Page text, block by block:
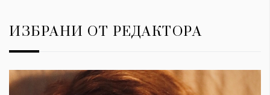
ИЗБРАНИ ОТ РЕДАКТОРА